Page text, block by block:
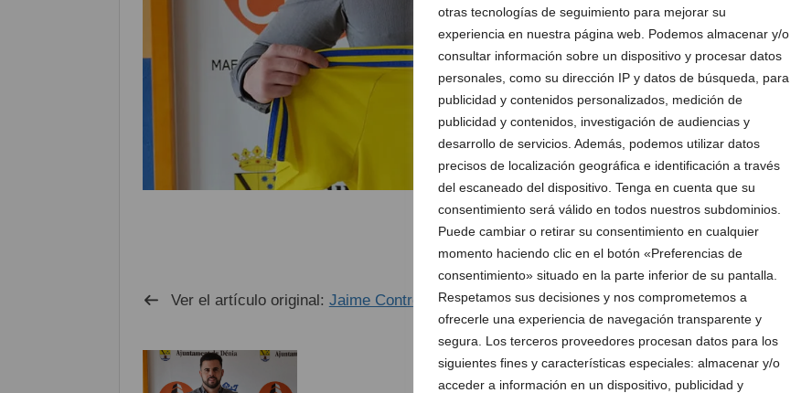
otras tecnologías de seguimiento para mejorar su
experiencia en nuestra página web. Podemos almacenar y/o
consultar información sobre un dispositivo y procesar datos
personales, como su dirección IP y datos de búsqueda, para
publicidad y contenidos personalizados, medición de
publicidad y contenidos, investigación de audiencias y
desarrollo de servicios. Además, podemos utilizar datos
precisos de localización geográfica e identificación a través
del escaneado del dispositivo. Tenga en cuenta que su
consentimiento será válido en todos nuestros subdominios.
Puede cambiar o retirar su consentimiento en cualquier
momento haciendo clic en el botón «Preferencias de
consentimiento» situado en la parte inferior de su pantalla.
Respetamos sus decisiones y nos comprometemos a
ofrecerle una experiencia de navegación transparente y
segura. Los terceros proveedores procesan datos para los
siguientes fines y características especiales: almacenar y/o
acceder a información en un dispositivo, publicidad y
1 de 1
Ver el artículo original: Jaime Contreras es la nueva incorporación del CD Dénia